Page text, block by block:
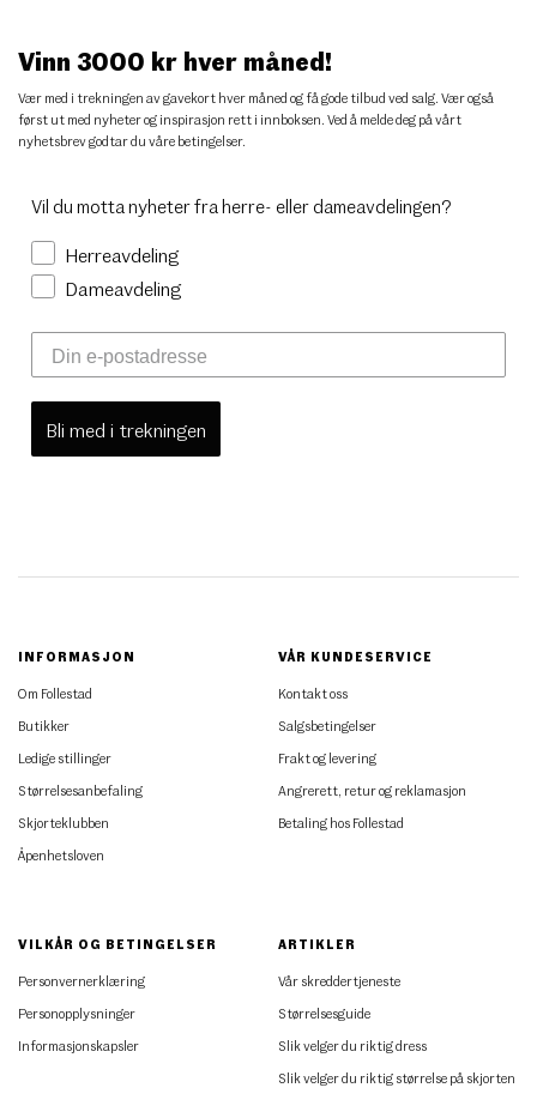
Vinn 3000 kr hver måned!
Vær med i trekningen av gavekort hver måned og få gode tilbud ved salg. Vær også
først ut med nyheter og inspirasjon rett i innboksen. Ved å melde deg på vårt
nyhetsbrev godtar du våre betingelser.
Vil du motta nyheter fra herre- eller dameavdelingen?
Herreavdeling
Dameavdeling
Bli med i trekningen
INFORMASJON
Om Follestad
Butikker
Ledige stillinger
Størrelsesanbefaling
Skjorteklubben
Åpenhetsloven
VÅR KUNDESERVICE
Kontakt oss
Salgsbetingelser
Frakt og levering
Angrerett, retur og reklamasjon
Betaling hos Follestad
VILKÅR OG BETINGELSER
Personvernerklæring
Personopplysninger
Informasjonskapsler
ARTIKLER
Vår skreddertjeneste
Størrelsesguide
Slik velger du riktig dress
Slik velger du riktig størrelse på skjorten